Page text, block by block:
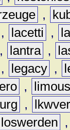
,
, lacetti ,
, lantra ,
, legacy ,
,
,
loswerden